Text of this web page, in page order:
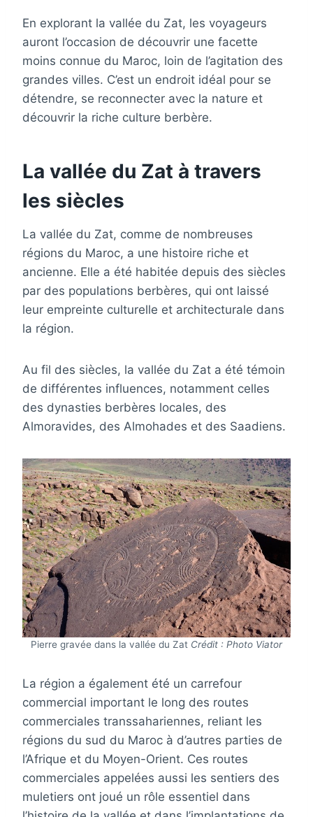
En explorant la vallée du Zat, les voyageurs
auront l’occasion de découvrir une facette
moins connue du Maroc, loin de l’agitation des
grandes villes. C’est un endroit idéal pour se
détendre, se reconnecter avec la nature et
découvrir la riche culture berbère.
La vallée du Zat à travers
les siècles
La vallée du Zat, comme de nombreuses
régions du Maroc, a une histoire riche et
ancienne. Elle a été habitée depuis des siècles
par des populations berbères, qui ont laissé
leur empreinte culturelle et architecturale dans
la région.
Au fil des siècles, la vallée du Zat a été témoin
de différentes influences, notamment celles
des dynasties berbères locales, des
Almoravides, des Almohades et des Saadiens.
Pierre gravée dans la vallée du Zat Crédit : Photo Viator
La région a également été un carrefour
commercial important le long des routes
commerciales transsahariennes, reliant les
régions du sud du Maroc à d’autres parties de
l’Afrique et du Moyen-Orient. Ces routes
commerciales appelées aussi les sentiers des
muletiers ont joué un rôle essentiel dans